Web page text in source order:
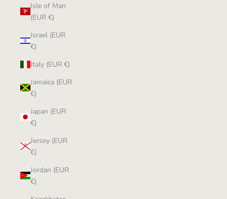
Isle of Man
(EUR €)
Israel (EUR
€)
Italy (EUR €)
Jamaica (EUR
€)
Japan (EUR
€)
Jersey (EUR
€)
Jordan (EUR
€)